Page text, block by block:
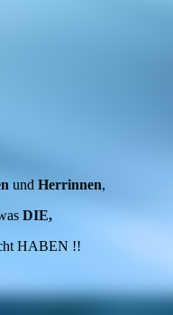
und Herrinnen,
DIE,
HABEN !!